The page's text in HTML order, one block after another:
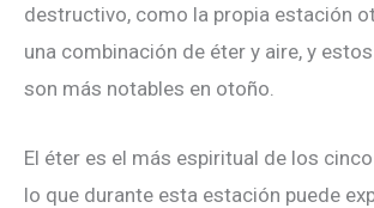
destructivo, como la propia estación
una combinación de éter y aire, y
son más notables en otoño.
El éter es el más espiritual de los
lo que durante esta estación puede